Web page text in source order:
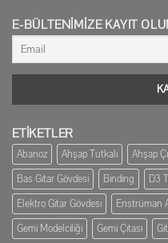
E-BÜLTENIMIZE KAYIT
ETİKETLER
Abanoz Ahşap Tutkalı Ahşap
Bas Gitar Gövdesi
Binding D3
Elektro Gitar Gövdesi
Enstrüman
Gemi Modelciliği
Gemi Çıtası